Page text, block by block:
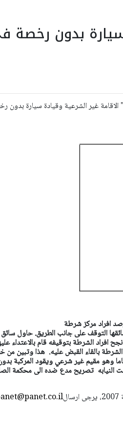
بدون رخصة
غير الشرعية وقيادة سيارة بدون
افراد مركز شرطة
التوقف على جانب الطريق.حاول سائق
افراد الشرطة بتوقيفه قام بالاعتداء
بالقاء القبض عليه. هذا وتبين من
ان المشتبه من سكان منطقه يهودا والسامرة البالغ 36 عاما وهو مقيم غير شرعي ويقود المركبة
النيابه تصريح مدع ضده الى محكمة
استعمال المضامين بموجب بند 27 أ لقانون الحقوق الأدبية لسنة 2007، يرجى ارسال